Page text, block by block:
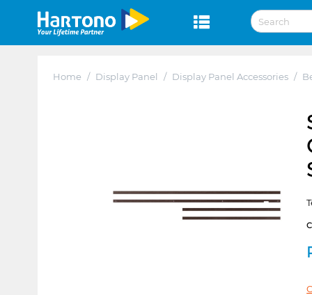
Home / Display Panel / Display Panel Accessories /